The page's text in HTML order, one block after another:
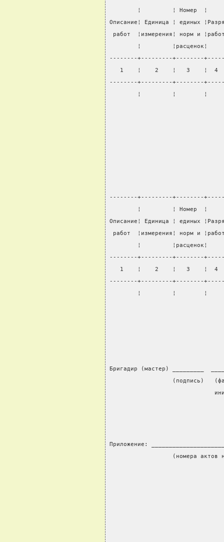
¦         ¦ Номер  ¦
Описание¦ Единица ¦ единых
работ  ¦измерения¦ норм и
¦         ¦расценок¦
--------+---------+--------
1    ¦    2    ¦   3    ¦  4
--------+---------+--------
¦         ¦        ¦
--------+---------+--------
¦         ¦ Номер  ¦
Описание¦ Единица ¦ единых
работ  ¦измерения¦ норм и
¦         ¦расценок¦
--------+---------+--------
1    ¦    2    ¦   3    ¦  4
--------+---------+--------
¦         ¦        ¦
Бригадир (мастер) _________
(подпись)
Приложение:
(номера актов